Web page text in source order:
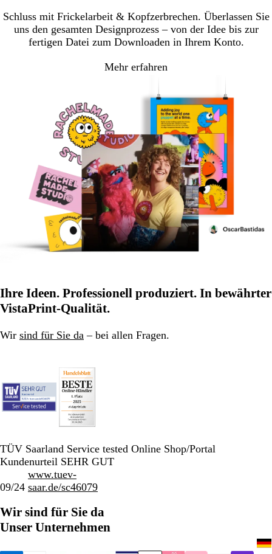
Schluss mit Frickelarbeit & Kopfzerbrechen. Überlassen Sie
uns den gesamten Designprozess – von der Idee bis zur
fertigen Datei zum Downloaden in Ihrem Konto.
Mehr erfahren
Ihre Ideen. Professionell produziert. In bewährter
VistaPrint-Qualität.
Wir sind für Sie da – bei allen Fragen.
TÜV Saarland Service tested Online Shop/Portal
Kundenurteil SEHR GUT
09/24
www.tuev-
saar.de/sc46079
Wir sind für Sie da
Unser Unternehmen